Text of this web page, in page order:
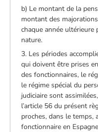
b) Le montant de la
montant des
chaque année
nature.
3. Les périodes
qui doivent être prises
des fonctionnaires, le
le régime spécial du
judiciaire sont
l’article 56 du présent
proches, dans le temps,
fonctionnaire en